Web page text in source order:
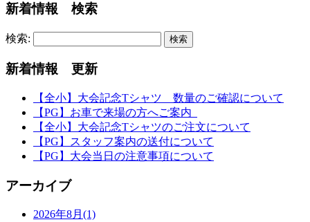
新着情報 検索
検索:
新着情報 更新
【全小】大会記念Tシャツ 数量のご確認について
【PG】お車で来場の方へご案内
【全小】大会記念Tシャツのご注文について
【PG】スタッフ案内の送付について
【PG】大会当日の注意事項について
アーカイブ
2026年8月(1)